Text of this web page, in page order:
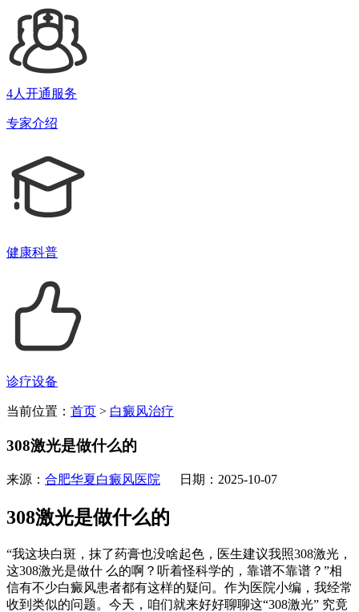
4人开通服务
专家介绍
健康科普
诊疗设备
当前位置： 首页 > 白癜风治疗
308激光是做什么的
来源： 合肥华夏白癜风医院 日期：2025-10-07
308激光是做什么的
“我这块白斑，抹了药膏也没啥起色，医生建议我照308激光，
这308激光是做什 么的啊？听着怪科学的，靠谱不靠谱？”相
信有不少白癜风患者都有这样的疑问。作为医院小编，我经常
收到类似的问题。今天，咱们就来好好聊聊这“308激光” 究竟